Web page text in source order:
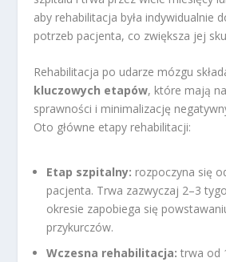
aby rehabilitacja była indywidualnie
potrzeb pacjenta, co zwiększa jej
Rehabilitacja po udarze mózgu
kluczowych etapów, które mają
sprawności i minimalizację
Oto główne etapy rehabilitacji:
Etap szpitalny: rozpoczyna się
pacjenta. Trwa zazwyczaj 2–3
okresie zapobiega się
przykurczów.
Wczesna rehabilitacja: trwa od